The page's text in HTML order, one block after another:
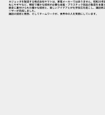
カジュッタを製造する株式会社ヤマトは、家電メーカーではありません。昭和39年
ねじやギヤなど、精密で確かな技術が必要な金属・プラスチック部品の製造を本業
歴史に裏付けられた確かな技術と、楽しいアイデアとが化学反応を起こし、諏訪
ーサーが完成しました。
諏訪の技術と発想、そしてチームワークが、世界中の人を笑顔にしています。